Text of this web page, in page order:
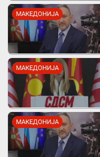
МАКЕДОНИЈА
МАКЕДОНИЈА
МАКЕДОНИЈА